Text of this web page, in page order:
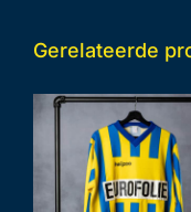
Gerelateerde